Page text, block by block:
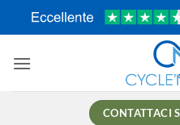
CONTATTACI